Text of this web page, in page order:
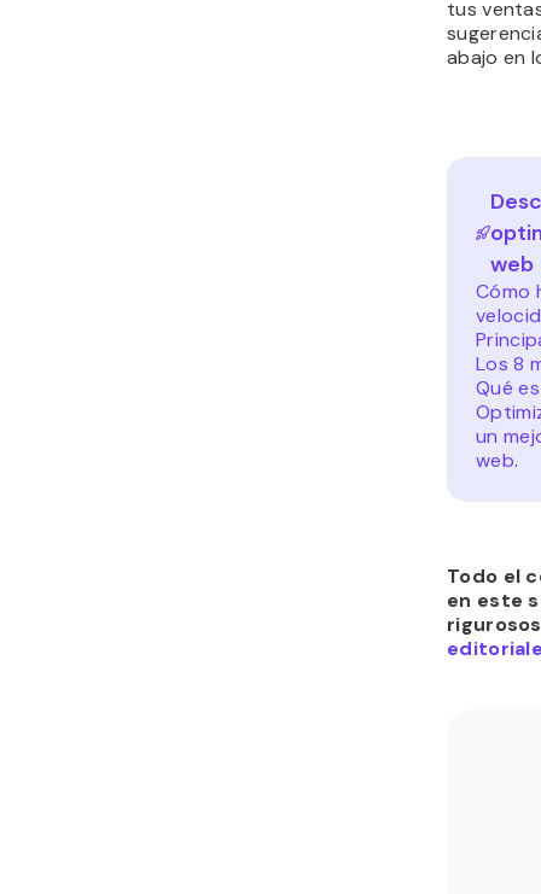
tus
abajo en
web
Cómo
Los 8
Qué
un
web.
Todo el
en este